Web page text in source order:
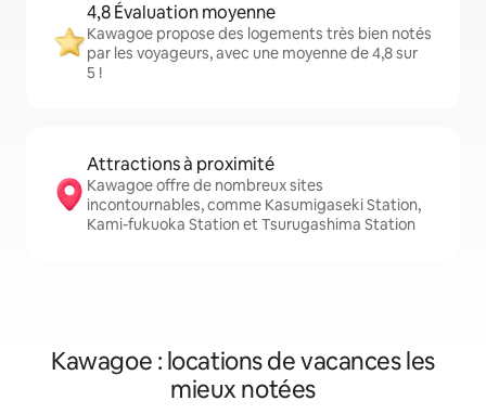
4,8 Évaluation moyenne
Kawagoe propose des logements très bien notés
par les voyageurs, avec une moyenne de 4,8 sur
5 !
Attractions à proximité
Kawagoe offre de nombreux sites
incontournables, comme Kasumigaseki Station,
Kami-fukuoka Station et Tsurugashima Station
Kawagoe : locations de vacances les
mieux notées